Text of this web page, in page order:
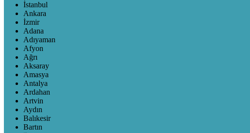
İstanbul
Ankara
İzmir
Adana
Adıyaman
Afyon
Ağrı
Aksaray
Amasya
Antalya
Ardahan
Artvin
Aydın
Balıkesir
Bartın